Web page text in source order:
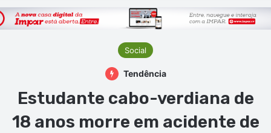
Social
Tendência
Estudante cabo-verdiana de
18 anos morre em acidente de